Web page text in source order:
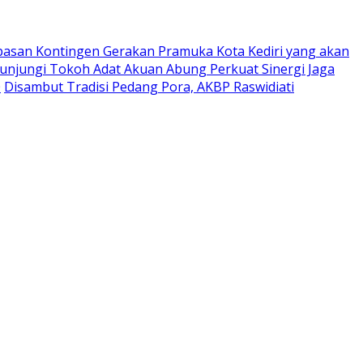
Kontingen Gerakan Pramuka Kota Kediri yang akan
Tokoh Adat Akuan Abung Perkuat Sinergi Jaga
Disambut Tradisi Pedang Pora, AKBP Raswidiati